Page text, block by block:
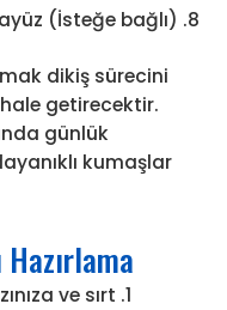
(İsteğe bağlı) Ek yapı ve dayanıklılık için arayüz
dikiş sürecini
getirecektir.
günlük
kumaşlar
Hazırlama
ve sırt